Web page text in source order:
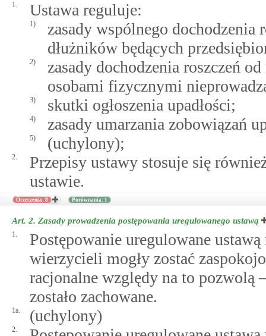
1. Ustawa reguluje:
1)
zasady wspólnego
dłużników będących
2)
zasady dochodzenia roszczeń
osobami fizycznymi
3) skutki ogłoszenia upadłości;
4) zasady umarzania zobowiązań
5) (uchylony);
2.
Przepisy ustawy stosuje się
ustawie.
Orzeczenia: 8 Porównania: 1
Art. 2. Zasady prowadzenia postępowania uregulowanego ustawą
1.
Postępowanie uregulowane
wierzycieli mogły zostać
racjonalne względy na to pozwolą
zostało zachowane.
1a. (uchylony)
2.